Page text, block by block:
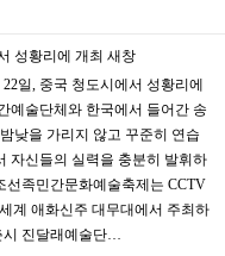
성황리에 개최 새창
일, 중국 청도시에서 성황리에
예술단체와 한국에서 들어간 송
낮을 가리지 않고 꾸준히 연습
자신들의 실력을 충분히 발휘하
선족민간문화예술축제는 CCTV
계 애화신주 대무대에서 주최하
진달래예술단…